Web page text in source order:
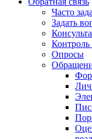
Часто
Задать
Контроль
Опросы